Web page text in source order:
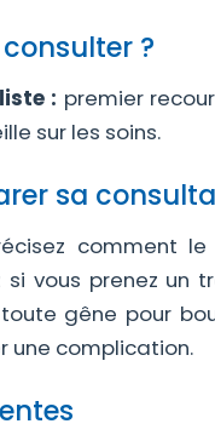
?
: premier
sur les soins.
sa
comment
si vous prenez
gêne pour
une complication.